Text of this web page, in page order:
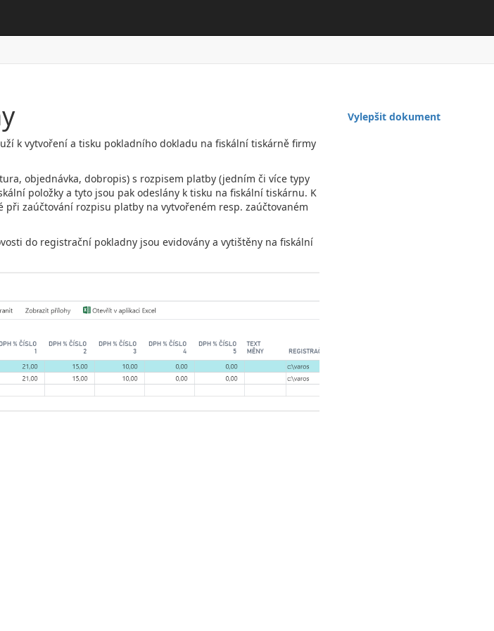
k vytvoření a tisku pokladního dokladu na fiskální tiskárně firmy
objednávka, dobropis) s rozpisem platby (jedním či více typy
položky a tyto jsou pak odeslány k tisku na fiskální tiskárnu. K
zaúčtování rozpisu platby na vytvořeném resp. zaúčtovaném
do registrační pokladny jsou evidovány a vytištěny na fiskální
Vylepšit dokument